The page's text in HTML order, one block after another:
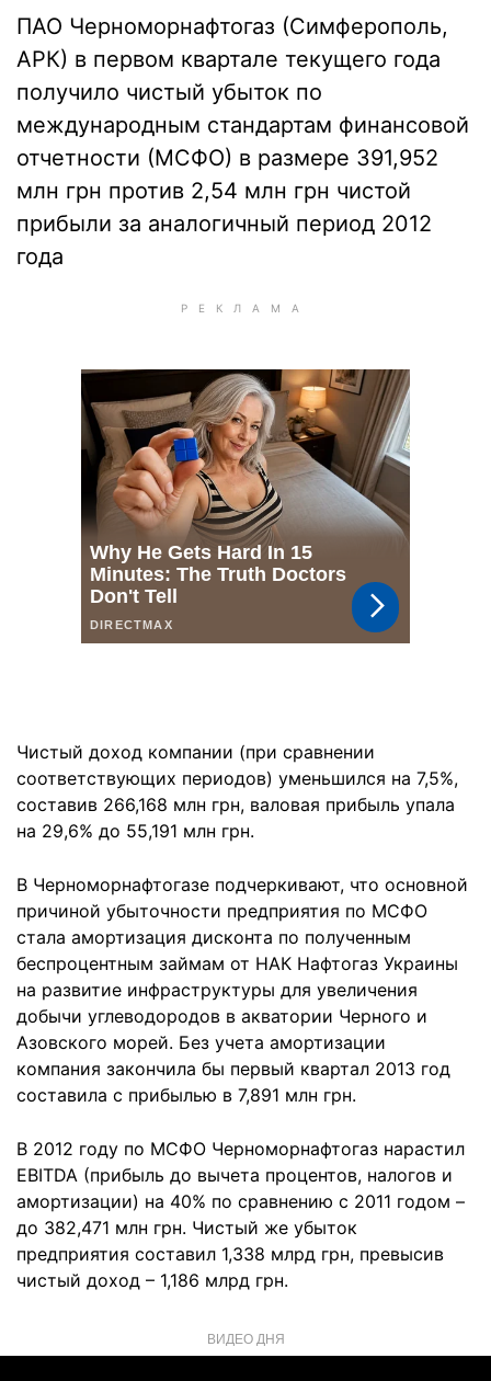
ПАО Черноморнафтогаз (Симферополь,
АРК) в первом квартале текущего года
получило чистый убыток по
международным стандартам финансовой
отчетности (МСФО) в размере 391,952
млн грн против 2,54 млн грн чистой
прибыли за аналогичный период 2012
года
Чистый доход компании (при сравнении
соответствующих периодов) уменьшился на 7,5%,
составив 266,168 млн грн, валовая прибыль упала
на 29,6% до 55,191 млн грн.
В Черноморнафтогазе подчеркивают, что основной
причиной убыточности предприятия по МСФО
стала амортизация дисконта по полученным
беспроцентным займам от НАК Нафтогаз Украины
на развитие инфраструктуры для увеличения
добычи углеводородов в акватории Черного и
Азовского морей. Без учета амортизации
компания закончила бы первый квартал 2013 год
составила с прибылью в 7,891 млн грн.
В 2012 году по МСФО Черноморнафтогаз нарастил
EBITDA (прибыль до вычета процентов, налогов и
амортизации) на 40% по сравнению с 2011 годом –
до 382,471 млн грн. Чистый же убыток
предприятия составил 1,338 млрд грн, превысив
чистый доход – 1,186 млрд грн.
ВИДЕО ДНЯ